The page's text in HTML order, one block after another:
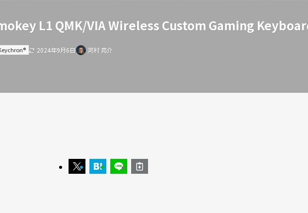
L1 QMK/VIA Wireless Custom Gaming
2024年9月6日 河村 亮介